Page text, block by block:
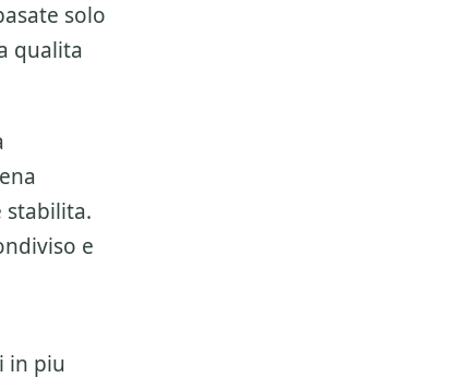
solo
qualita
stabilita.
e
in piu